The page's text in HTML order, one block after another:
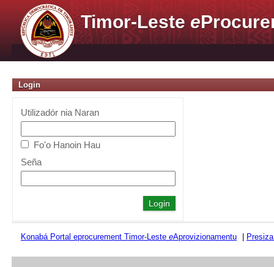
Timor-Lestee
Login
Utilizadór nia Naran
Fo'o Hanoin Hau
Seña
Konabá Portal eprocurement Timor-Leste eAprovizionamentu